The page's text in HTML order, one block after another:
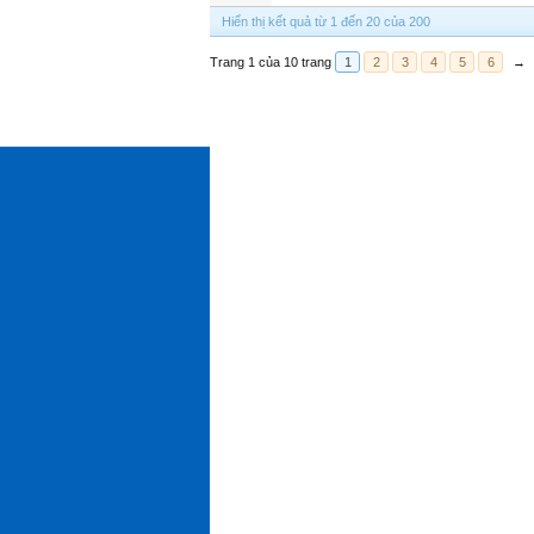
Hiển thị kết quả từ 1 đến 20 của 200
Trang 1 của 10 trang 1 2 3 4 5 6 →